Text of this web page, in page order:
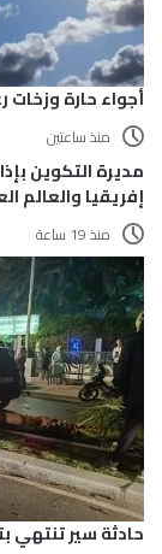
أجواء حارة
منذ ساعتين
مديرة التكوين
إفريقيا والعالم
منذ 19 ساعة
حادثة سير